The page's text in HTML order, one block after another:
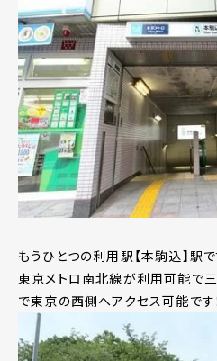
もうひとつの利用駅【本駒込】駅で
東京メトロ南北線が利用可能で
で東京の西側へアクセス可能です